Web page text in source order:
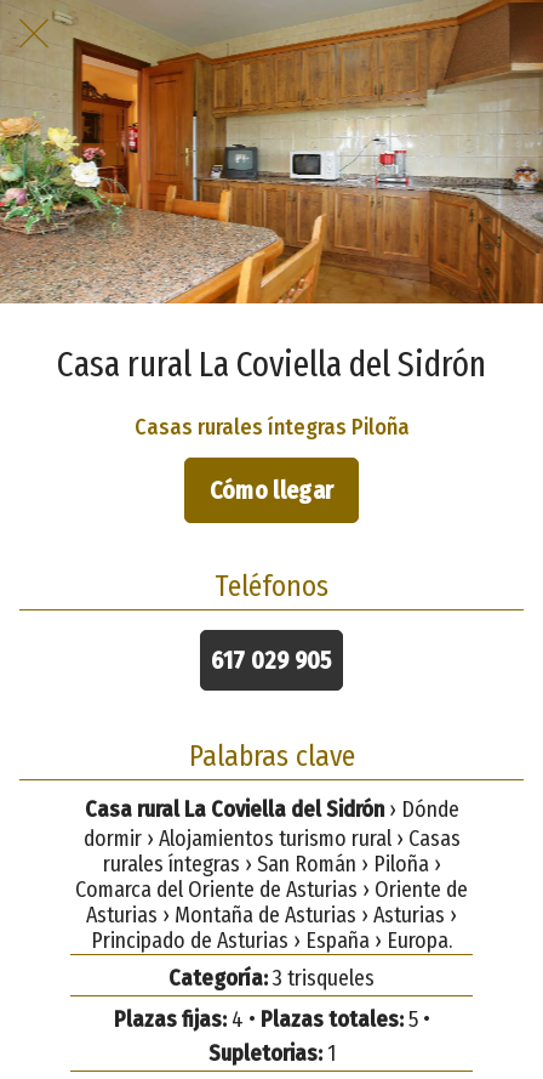
Casa rural La Coviella del Sidrón
Casas rurales íntegras Piloña
Cómo llegar
Teléfonos
617 029 905
Palabras clave
Casa rural La Coviella del Sidrón› Dónde
dormir › Alojamientos turismo rural › Casas
rurales íntegras › San Román › Piloña ›
Comarca del Oriente de Asturias › Oriente de
Asturias › Montaña de Asturias › Asturias ›
Principado de Asturias › España › Europa.
Categoría:3 trisqueles
Plazas fijas:4 • Plazas totales:5 •
Supletorias:1